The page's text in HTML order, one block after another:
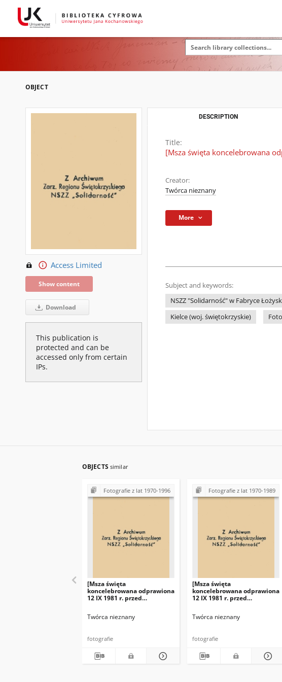
OBJECT
Access Limited
Show content
Download
This publication is
protected and can be
accessed only from certain
IPs.
DESCRIPTION
Title:
[Msza święta koncelebrowana
Creator:
Twórca nieznany
More
Subject and keywords:
NSZZ "Solidarność" w Fabryce
Kielce (woj. świętokrzyskie)
OBJECTS similar
Fotografie z lat 1970-1996
[Msza święta
koncelebrowana odprawiona
12 IX 1981 r. przed
Twórca nieznany
fotografie
Fotografie z lat 1970-1989
[Msza święta
koncelebrowana odprawiona
12 IX 1981 r. przed
Twórca nieznany
fotografie